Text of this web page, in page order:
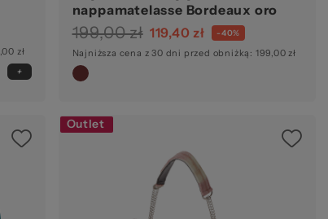
zł
nappamatelasse Bordeaux oro
199,00 zł 119,40 zł -40%
Najniższa cena z 30 dni przed obniżką: 199,00 zł
Outlet